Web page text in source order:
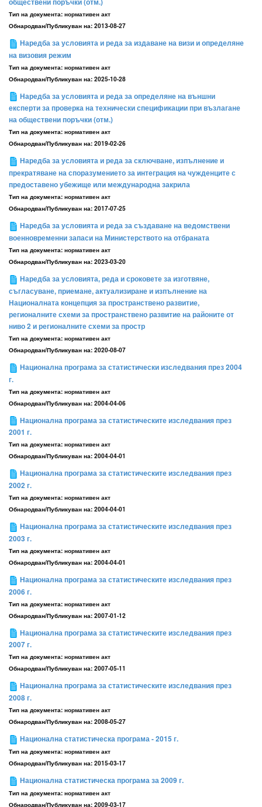
Тип на документа: нормативен акт
Обнародван/Публикуван на: 2013-08-27
Наредба за условията и реда за издаване на визи и определяне
на визовия режим
Тип на документа: нормативен акт
Обнародван/Публикуван на: 2025-10-28
Наредба за условията и реда за определяне на външни
експерти за проверка на технически спецификации при възлагане
на обществени поръчки (отм.)
Тип на документа: нормативен акт
Обнародван/Публикуван на: 2019-02-26
Наредба за условията и реда за сключване, изпълнение и
прекратяване на споразумението за интеграция на чужденците с
предоставено убежище или международна закрила
Тип на документа: нормативен акт
Обнародван/Публикуван на: 2017-07-25
Наредба за условията и реда за създаване на ведомствени
военновременни запаси на Министерството на отбраната
Тип на документа: нормативен акт
Обнародван/Публикуван на: 2023-03-20
Наредба за условията, реда и сроковете за изготвяне,
съгласуване, приемане, актуализиране и изпълнение на
Националната концепция за пространствено развитие,
регионалните схеми за пространствено развитие на районите от
ниво 2 и регионалните схеми за простр
Тип на документа: нормативен акт
Обнародван/Публикуван на: 2020-08-07
Национална програма за статистически изследвания през 2004
г.
Тип на документа: нормативен акт
Обнародван/Публикуван на: 2004-04-06
Национална програма за статистическите изследвания през
2001 г.
Тип на документа: нормативен акт
Обнародван/Публикуван на: 2004-04-01
Национална програма за статистическите изследвания през
2002 г.
Тип на документа: нормативен акт
Обнародван/Публикуван на: 2004-04-01
Национална програма за статистическите изследвания през
2003 г.
Тип на документа: нормативен акт
Обнародван/Публикуван на: 2004-04-01
Национална програма за статистическите изследвания през
2006 г.
Тип на документа: нормативен акт
Обнародван/Публикуван на: 2007-01-12
Национална програма за статистическите изследвания през
2007 г.
Тип на документа: нормативен акт
Обнародван/Публикуван на: 2007-05-11
Национална програма за статистическите изследвания през
2008 г.
Тип на документа: нормативен акт
Обнародван/Публикуван на: 2008-05-27
Национална статистическа програма - 2015 г.
Тип на документа: нормативен акт
Обнародван/Публикуван на: 2015-03-17
Национална статистическа програма за 2009 г.
Тип на документа: нормативен акт
Обнародван/Публикуван на: 2009-03-17